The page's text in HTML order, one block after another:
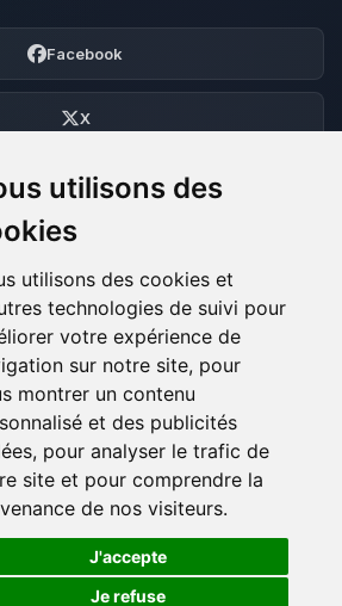
utilisons des
utilisons des cookies et
technologies de suivi pour
votre expérience de
sur notre site, pour
montrer un contenu
et des publicités
pour analyser le trafic de
site et pour comprendre la
de nos visiteurs.
J'accepte
Je refuse
Facebook
X
Discord
Forum
DE PAIEMENT ACCEPTÉS
🍪